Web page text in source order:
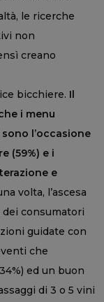
le ricerche
non
creano
bicchiere. Il
i menu
l’occasione
(59%) e i
e
volta, l’ascesa
dei consumatori
guidate con
che
ed un buon
di 3 o 5 vini